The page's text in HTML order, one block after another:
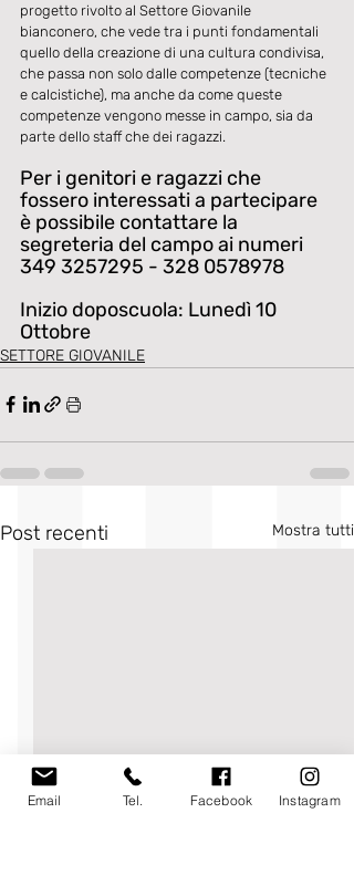
progetto rivolto al Settore Giovanile
bianconero, che vede tra i punti fondamentali
quello della creazione di una cultura condivisa,
che passa non solo dalle competenze (tecniche
e calcistiche), ma anche da come queste
competenze vengono messe in campo, sia da
parte dello staff che dei ragazzi.
Per i genitori e ragazzi che
fossero interessati a partecipare
è possibile contattare la
segreteria del campo ai numeri
349 3257295 - 328 0578978
Inizio doposcuola: Lunedì 10
Ottobre
SETTORE GIOVANILE
Post recenti Mostra tutti
Email Tel. Facebook Instagram